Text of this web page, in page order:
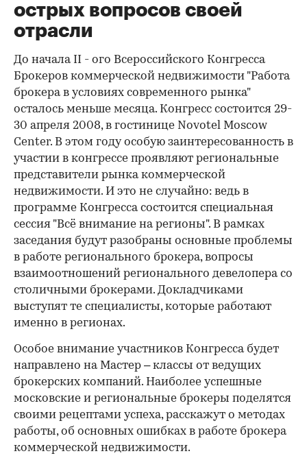
острых вопросов своей
отрасли
До начала II - ого Всероссийского Конгресса
Брокеров коммерческой недвижимости "Работа
брокера в условиях современного рынка"
осталось меньше месяца. Конгресс состоится 29-
30 апреля 2008, в гостинице Novotel Moscow
Center. В этом году особую заинтересованность в
участии в конгрессе проявляют региональные
представители рынка коммерческой
недвижимости. И это не случайно: ведь в
программе Конгресса состоится специальная
сессия "Всё внимание на регионы". В рамках
заседания будут разобраны основные проблемы
в работе регионального брокера, вопросы
взаимоотношений регионального девелопера со
столичными брокерами. Докладчиками
выступят те специалисты, которые работают
именно в регионах.
Особое внимание участников Конгресса будет
направлено на Мастер – классы от ведущих
брокерских компаний. Наиболее успешные
московские и региональные брокеры поделятся
своими рецептами успеха, расскажут о методах
работы, об основных ошибках в работе брокера
коммерческой недвижимости.